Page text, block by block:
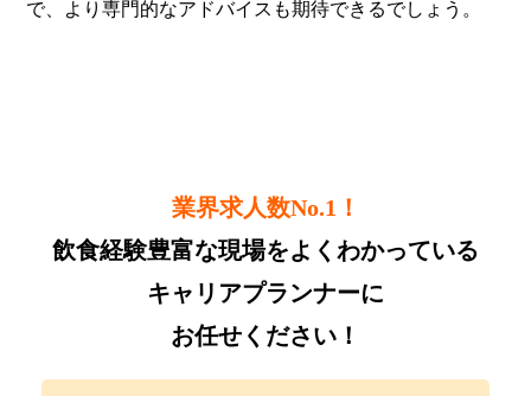
で、より専門的なアドバイスも期待できるでしょう。
業界求人数No.1！
飲食経験豊富な現場をよくわかっている
キャリアプランナーに
お任せください！